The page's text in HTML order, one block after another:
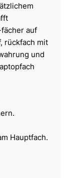
auf
rückfach mit
und
Hauptfach.